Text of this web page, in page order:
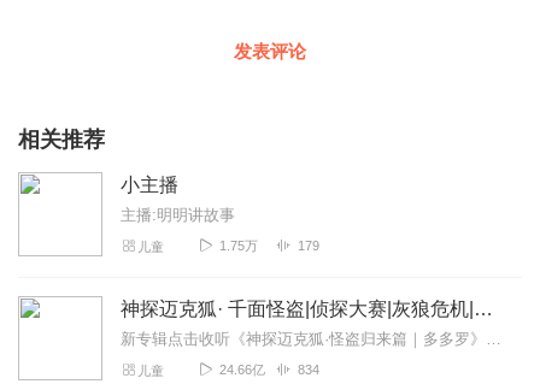
发表评论
相关推荐
小主播
主播:明明讲故事
儿童 1.75万 179
神探迈克狐· 千面怪盗|侦探大赛|灰狼危机|多多罗
新专辑点击收听《神探迈克狐·怪盗归来篇｜多多罗》！！！>>>点击进入主播橱窗购买《神探迈克狐》系列图书吧!<<<多多罗故事【点击前往】收听多多罗其他好玩有趣的故...
儿童 24.66亿 834